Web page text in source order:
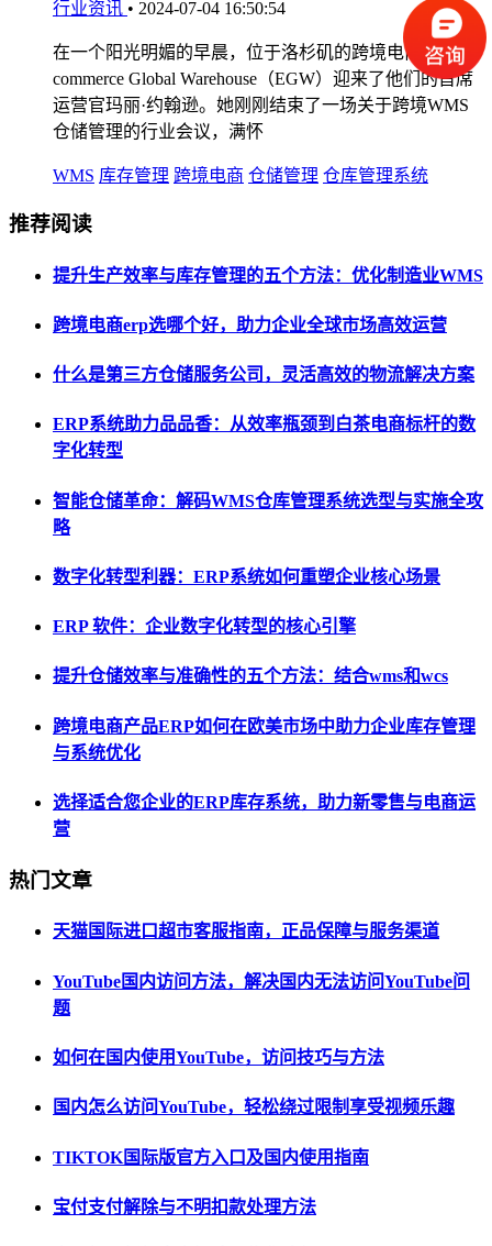
行业资讯 • 2024-07-04 16:50:54
在一个阳光明媚的早晨，位于洛杉矶的跨境电商公司E-
commerce Global Warehouse（EGW）迎来了他们的首席
运营官玛丽·约翰逊。她刚刚结束了一场关于跨境WMS
仓储管理的行业会议，满怀
WMS 库存管理 跨境电商 仓储管理 仓库管理系统
推荐阅读
提升生产效率与库存管理的五个方法：优化制造业WMS
跨境电商erp选哪个好，助力企业全球市场高效运营
什么是第三方仓储服务公司，灵活高效的物流解决方案
ERP系统助力品品香：从效率瓶颈到白茶电商标杆的数
字化转型
智能仓储革命：解码WMS仓库管理系统选型与实施全攻
略
数字化转型利器：ERP系统如何重塑企业核心场景
ERP 软件：企业数字化转型的核心引擎
提升仓储效率与准确性的五个方法：结合wms和wcs
跨境电商产品ERP如何在欧美市场中助力企业库存管理
与系统优化
选择适合您企业的ERP库存系统，助力新零售与电商运
营
热门文章
天猫国际进口超市客服指南，正品保障与服务渠道
YouTube国内访问方法，解决国内无法访问YouTube问
题
如何在国内使用YouTube，访问技巧与方法
国内怎么访问YouTube，轻松绕过限制享受视频乐趣
TIKTOK国际版官方入口及国内使用指南
宝付支付解除与不明扣款处理方法